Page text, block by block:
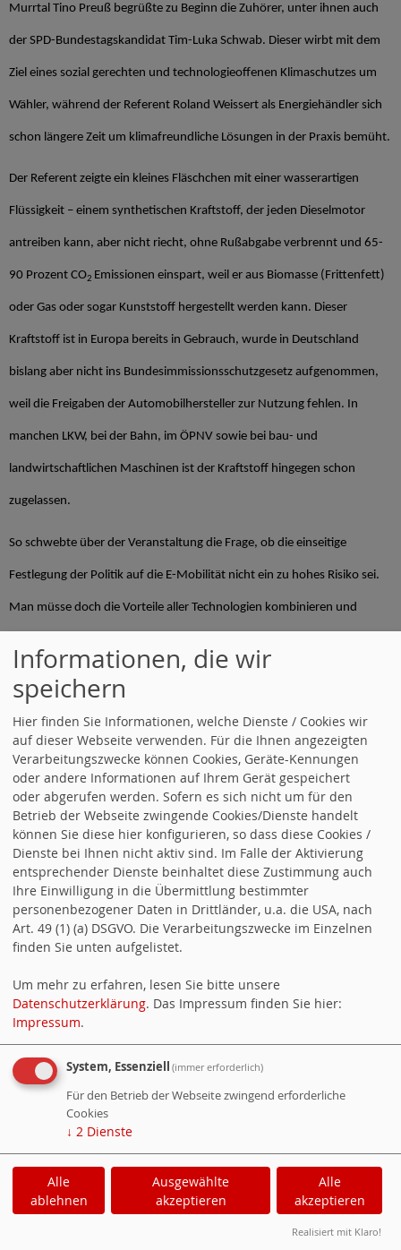
Murrtal Tino Preuß begrüßte zu Beginn die Zuhörer, unter ihnen auch
der SPD-Bundestagskandidat Tim-Luka Schwab. Dieser wirbt mit dem
Ziel eines sozial gerechten und technologieoffenen Klimaschutzes um
Wähler, während der Referent Roland Weissert als Energiehändler sich
schon längere Zeit um klimafreundliche Lösungen in der Praxis bemüht.
Der Referent zeigte ein kleines Fläschchen mit einer wasserartigen
Flüssigkeit – einem synthetischen Kraftstoff, der jeden Dieselmotor
antreiben kann, aber nicht riecht, ohne Rußabgabe verbrennt und 65-
90 Prozent CO2 Emissionen einspart, weil er aus Biomasse (Frittenfett)
oder Gas oder sogar Kunststoff hergestellt werden kann. Dieser
Kraftstoff ist in Europa bereits in Gebrauch, wurde in Deutschland
bislang aber nicht ins Bundesimmissionsschutzgesetz aufgenommen,
weil die Freigaben der Automobilhersteller zur Nutzung fehlen. In
manchen LKW, bei der Bahn, im ÖPNV sowie bei bau- und
landwirtschaftlichen Maschinen ist der Kraftstoff hingegen schon
zugelassen.
So schwebte über der Veranstaltung die Frage, ob die einseitige
Festlegung der Politik auf die E-Mobilität nicht ein zu hohes Risiko sei.
Man müsse doch die Vorteile aller Technologien kombinieren und
schnellstmöglich zu retten.
In seinem Schlusswort dankte Tim-Luka Schwab dem Referenten für
die aufschlussreichen Informationen. Man brauche jetzt dringend
Veränderung in der Klimapolitik. Die schrecklichen Unwetter in
Deutschland seien auch eine Folge des Klimawandels. Man müsse jetzt
schnell und entschlossen handeln, um das Klima, Menschenleben und
die natürlichen Lebensgrundlagen zu retten.
Das Foto zeigt von links Tino Preuß, Tim-Luka Schwab und Roland
Weissert.
Bericht Hans-Georg Zenker
« Tim Schwab auf dem Murrhardter
Wochenmarkt und bei Fa. Schäf
Vortrag Synthetische Kraftstoffe
Cookie-Manager|Datenschutzerklärung|
Informationen, die wir
speichern
Hier finden Sie Informationen, welche Dienste / Cookies wir
auf dieser Webseite verwenden. Für die Ihnen angezeigten
Verarbeitungszwecke können Cookies, Geräte-Kennungen
oder andere Informationen auf Ihrem Gerät gespeichert
oder abgerufen werden. Sofern es sich nicht um für den
Betrieb der Webseite zwingende Cookies/Dienste handelt
können Sie diese hier konfigurieren, so dass diese Cookies /
Dienste bei Ihnen nicht aktiv sind. Im Falle der Aktivierung
entsprechender Dienste beinhaltet diese Zustimmung auch
Ihre Einwilligung in die Übermittlung bestimmter
personenbezogener Daten in Drittländer, u.a. die USA, nach
Art. 49 (1) (a) DSGVO. Die Verarbeitungszwecke im Einzelnen
finden Sie unten aufgelistet.
Um mehr zu erfahren, lesen Sie bitte unsere
Datenschutzerklärung. Das Impressum finden Sie hier:
Impressum.
System, Essenziell (immer erforderlich)
Für den Betrieb der Webseite zwingend erforderliche
Cookies
↓ 2 Dienste
Alle
ablehnen
Ausgewählte
akzeptieren
Alle
akzeptieren
Realisiert mit Klaro!